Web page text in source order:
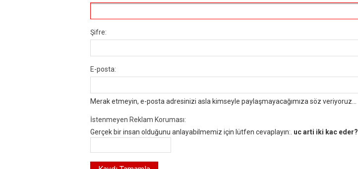
Şifre:
E-posta:
Merak etmeyin, e-posta adresinizi asla kimseyle paylaşmayacağımıza söz veriyoruz...
İstenmeyen Reklam Koruması:
Gerçek bir insan olduğunu anlayabilmemiz için lütfen cevaplayın:. uc arti iki kac eder?